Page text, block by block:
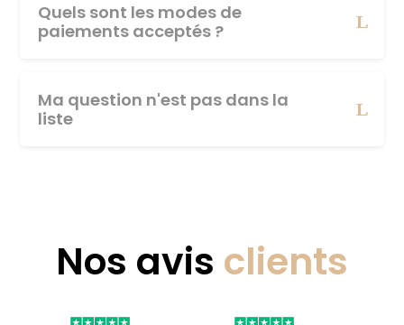
Quels sont les modes de
paiements acceptés ?
Ma question n'est pas dans la
liste
Nos avis clients